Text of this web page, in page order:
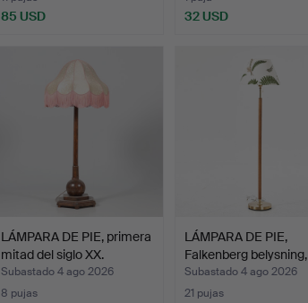
85 USD 32 USD
LÁMPARA DE PIE, primera
mitad del siglo XX.
Subastado 4 ago 2026
8 pujas
LÁMPARA DE PIE,
Falkenberg belysning,
déca…
Subastado 4 ago 2026
21 pujas